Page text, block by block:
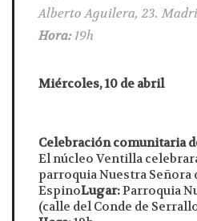
Alberto Aguilera, 23.
Hora:19h
Miércoles, 10 de abril
Celebración comunitaria
El núcleo Ventilla
parroquia Nuestra Señora
EspinoLugar:Parroquia
(calle del Conde de